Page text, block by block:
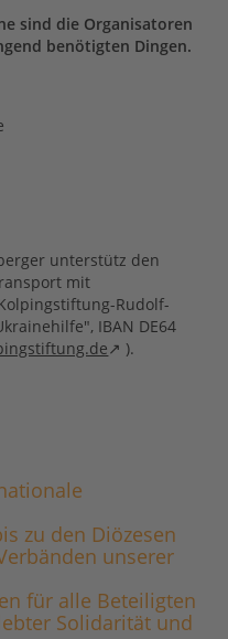
sind die Organisatoren
benötigten Dingen.
unterstütz den
mit
Rudolf-
IBAN DE64
).
zu den Diözesen
unserer
für alle Beteiligten
Solidarität und